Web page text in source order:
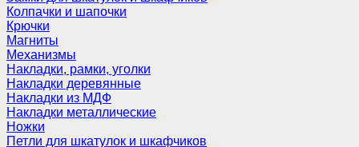
Колпачки и шапочки
Крючки
Магниты
Механизмы
Накладки, рамки, уголки
Накладки деревянные
Накладки из МДФ
Накладки металлические
Ножки
Петли для шкатулок и шкафчиков